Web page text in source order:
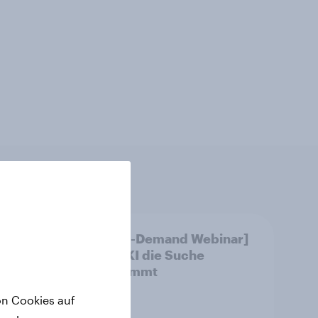
[DE On-Demand Webinar]
Wenn KI die Suche
übernimmt
Cookies auf